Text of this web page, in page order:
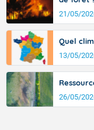
21/05/
Quel
13/05/
26/05/